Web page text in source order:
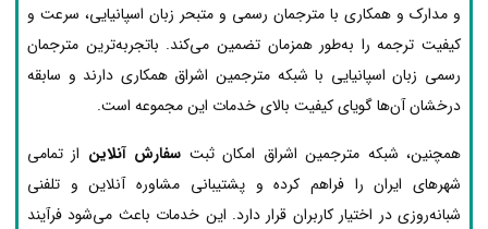
و مدارک و همکاری با مترجمان رسمی و متبحر زبان اسپانیایی، سرعت و
کیفیت ترجمه را به‌طور همزمان تضمین می‌کند. باتجربه‌ترین مترجمان
رسمی زبان اسپانیایی با شبکه مترجمین اشراق همکاری دارند و سابقه
درخشان آن‌ها گویای کیفیت بالای خدمات این مجموعه است.
همچنین، شبکه مترجمین اشراق امکان ثبت سفارش آنلاین از تمامی
شهرهای ایران را فراهم کرده و پشتیبانی مشاوره آنلاین و تلفنی
شبانه‌روزی در اختیار کاربران قرار دارد. این خدمات باعث می‌شود فرآیند